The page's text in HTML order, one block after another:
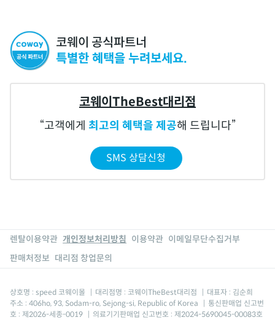
코웨이 공식파트너
특별한 혜택을 누려보세요.
코웨이TheBest대리점
고객에게 최고의 혜택을 제공해 드립니다
SMS 상담신청
렌탈이용약관 개인정보처리방침 이용약관 이메일무단수집거부
판매처정보 대리점 창업문의
상호명 : speed 코웨이몰 대리점명 : 코웨이TheBest대리점
대표자 : 김순희
주소 : 406ho, 93, Sodam-ro, Sejong-si, Republic of Korea
통신판매업 신고번
호 : 제2026-세종-0019
의료기기판매업 신고번호 : 제2024-5690045-00083호